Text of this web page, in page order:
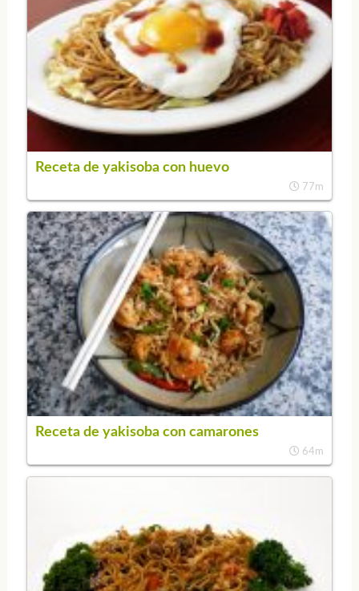
Receta de yakisoba con huevo
77m
Receta de yakisoba con camarones
64m